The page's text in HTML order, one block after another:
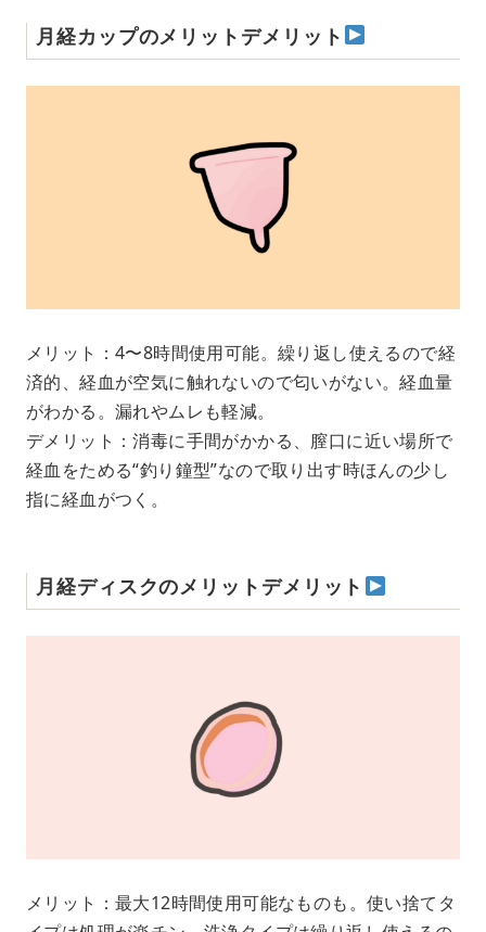
月経カップのメリットデメリット
メリット：4〜8時間使用可能。繰り返し使えるので経
済的、経血が空気に触れないので匂いがない。経血量
がわかる。漏れやムレも軽減。
デメリット：消毒に手間がかかる、膣口に近い場所で
経血をためる“釣り鐘型”なので取り出す時ほんの少し
指に経血がつく。
月経ディスクのメリットデメリット
メリット：最大12時間使用可能なものも。使い捨てタ